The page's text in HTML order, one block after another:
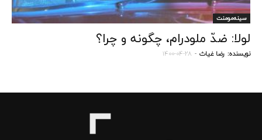
سینه‌مومنت
لولا: ضدّ ملودرام، چگونه و چرا؟
نویسنده: رضا غیاث - ۱۴۰۰-۰۴-۲۸